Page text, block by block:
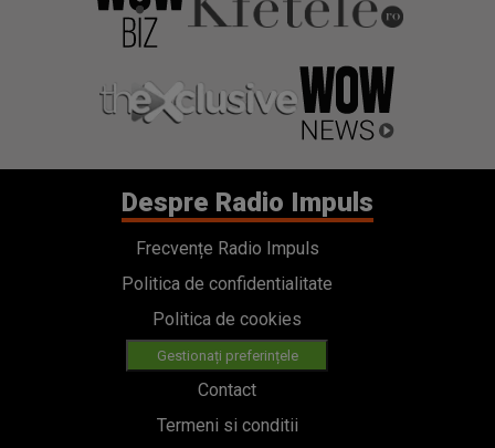
Despre Radio Impuls
Frecvențe Radio Impuls
Politica de confidentialitate
Politica de cookies
Gestionați preferințele
Contact
Termeni si conditii